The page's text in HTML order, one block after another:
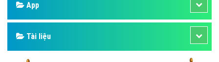
App
Tài liệu